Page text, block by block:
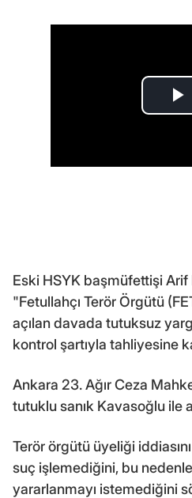
Eski HSYK başmüfettişi
"Fetullahçı Terör Örgütü
açılan davada tutuksuz
kontrol şartıyla tahliyesine
Ankara 23. Ağır Ceza
tutuklu sanık Kavasoğlu ile
Terör örgütü üyeliği
suç işlemediğini, bu
yararlanmayı istemediğini